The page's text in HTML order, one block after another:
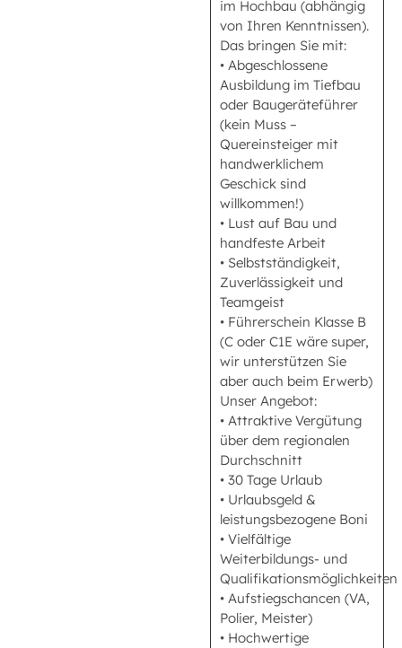
im Hochbau (abhängig
von Ihren Kenntnissen).
Das bringen Sie mit:
• Abgeschlossene
Ausbildung im Tiefbau
oder Baugeräteführer
(kein Muss –
Quereinsteiger mit
handwerklichem
Geschick sind
willkommen!)
• Lust auf Bau und
handfeste Arbeit
• Selbstständigkeit,
Zuverlässigkeit und
Teamgeist
• Führerschein Klasse B
(C oder C1E wäre super,
wir unterstützen Sie
aber auch beim Erwerb)
Unser Angebot:
• Attraktive Vergütung
über dem regionalen
Durchschnitt
• 30 Tage Urlaub
• Urlaubsgeld &
leistungsbezogene Boni
• Vielfältige
Weiterbildungs- und
Qualifikationsmöglichkeiten
• Aufstiegschancen (VA,
Polier, Meister)
• Hochwertige